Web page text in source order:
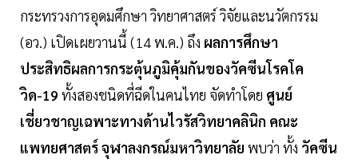
กระทรวงการอุดมศึกษา วิทยาศาสตร์ วิจัยและนวัตกรรม
(อว.) เปิดเผยวานนี้ (14 พ.ค.) ถึง ผลการศึกษา
ประสิทธิผลการกระตุ้นภูมิคุ้มกันของวัคซีนโรคโค
วิด-19 ทั้งสองชนิดที่ฉีดในคนไทย จัดทำโดย ศูนย์
เชี่ยวชาญเฉพาะทางด้านไวรัสวิทยาคลินิก คณะ
แพทยศาสตร์ จุฬาลงกรณ์มหาวิทยาลัย พบว่า ทั้ง วัคซีน